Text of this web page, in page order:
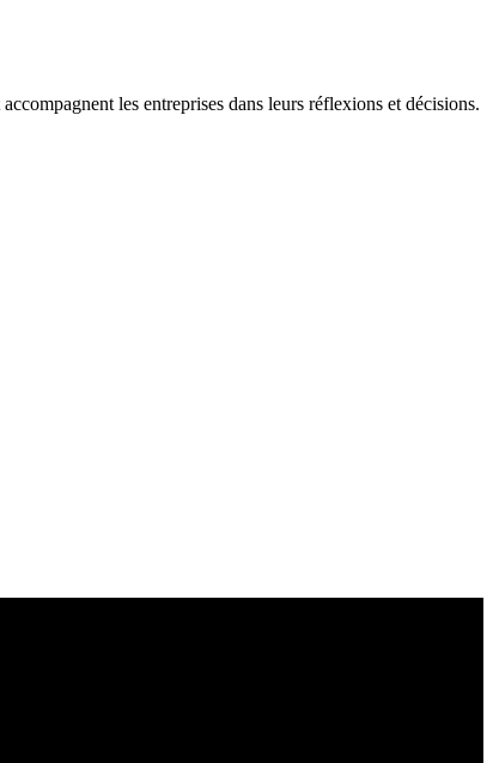
les entreprises dans leurs réflexions et décisions.